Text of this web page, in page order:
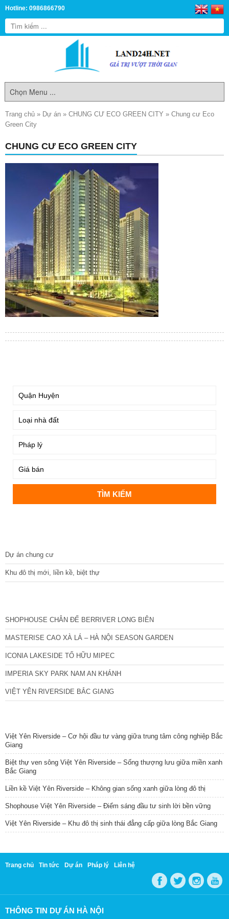
Hotline: 0986866790
Trang chủ » Dự án » CHUNG CƯ ECO GREEN CITY » Chung cư Eco
Green City
CHUNG CƯ ECO GREEN CITY
Dự án chung cư
Khu đô thị mới, liền kề, biệt thự
SHOPHOUSE CHÂN ĐẾ BERRIVER LONG BIÊN
MASTERISE CAO XÀ LÁ – HÀ NỘI SEASON GARDEN
ICONIA LAKESIDE TỐ HỮU MIPEC
IMPERIA SKY PARK NAM AN KHÁNH
VIỆT YÊN RIVERSIDE BẮC GIANG
Việt Yên Riverside – Cơ hội đầu tư vàng giữa trung tâm công nghiệp Bắc
Giang
Biệt thự ven sông Việt Yên Riverside – Sống thượng lưu giữa miền xanh
Bắc Giang
Liền kề Việt Yên Riverside – Không gian sống xanh giữa lòng đô thị
Shophouse Việt Yên Riverside – Điểm sáng đầu tư sinh lời bền vững
Việt Yên Riverside – Khu đô thị sinh thái đẳng cấp giữa lòng Bắc Giang
Trang chủ Tin tức Dự án Pháp lý Liên hệ
THÔNG TIN DỰ ÁN HÀ NỘI